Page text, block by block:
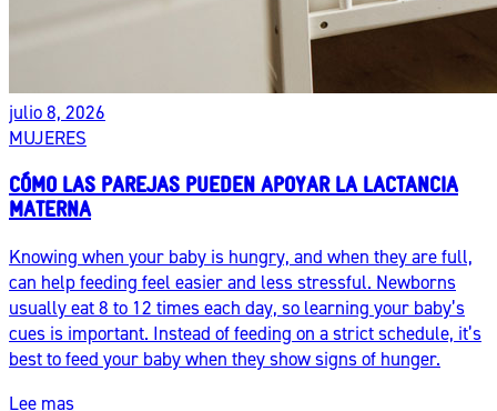
julio 8, 2026
MUJERES
CÓMO LAS PAREJAS PUEDEN APOYAR LA LACTANCIA
MATERNA
Knowing when your baby is hungry, and when they are full,
can help feeding feel easier and less stressful. Newborns
usually eat 8 to 12 times each day, so learning your baby’s
cues is important. Instead of feeding on a strict schedule, it’s
best to feed your baby when they show signs of hunger.
Lee mas